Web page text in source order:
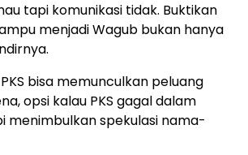
tapi komunikasi tidak. Buktikan
menjadi Wagub bukan hanya
bisa memunculkan peluang
opsi kalau PKS gagal dalam
menimbulkan spekulasi nama-